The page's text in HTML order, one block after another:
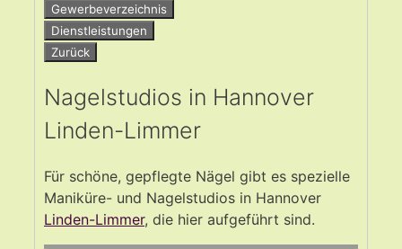
Gewerbeverzeichnis
Dienstleistungen
Zurück
Nagelstudios in Hannover
Linden-Limmer
Für schöne, gepflegte Nägel gibt es spezielle
Maniküre- und Nagelstudios in Hannover
Linden-Limmer, die hier aufgeführt sind.